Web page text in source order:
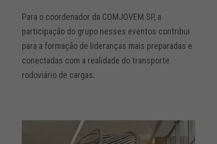
Para o coordenador da COMJOVEM SP, a
participação do grupo nesses eventos contribui
para a formação de lideranças mais preparadas e
conectadas com a realidade do transporte
rodoviário de cargas.